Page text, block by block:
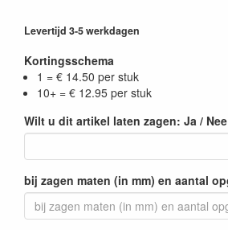
Levertijd 3-5 werkdagen
Kortingsschema
1 = € 14.50 per stuk
10+ = € 12.95 per stuk
Wilt u dit artikel laten zagen: Ja / Nee
bij zagen maten (in mm) en aantal